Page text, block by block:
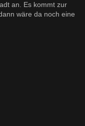
an. Es kommt zur
wäre da noch eine